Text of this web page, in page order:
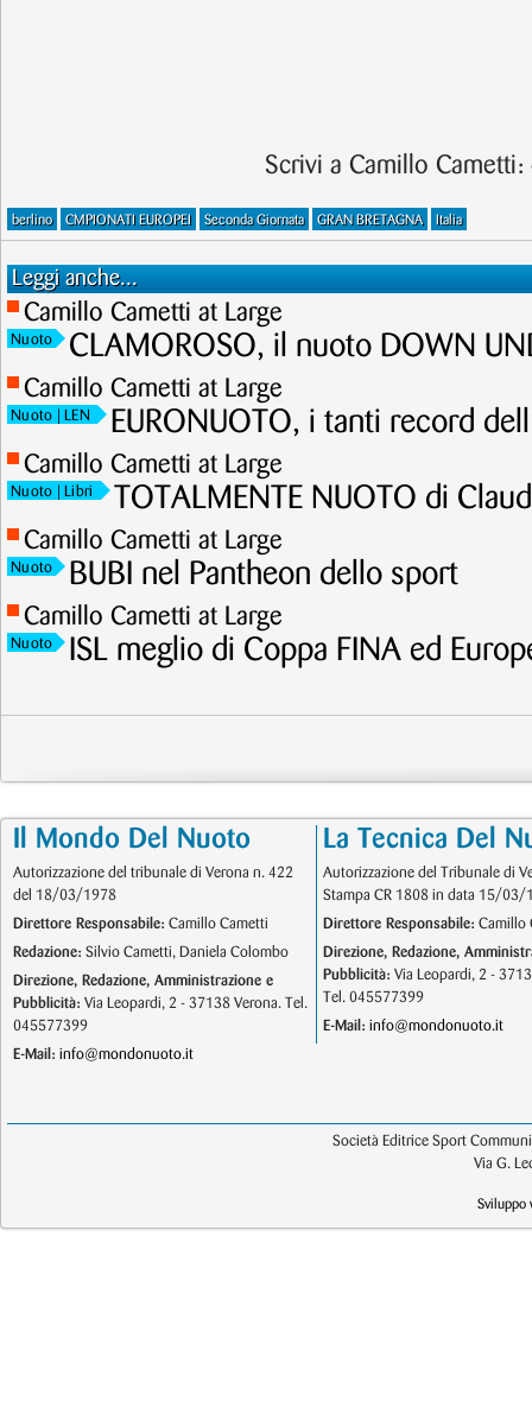
Scrivi a Camillo Cametti:
berlino CMPIONATI EUROPEI Seconda Giornata GRAN BRETAGNA Italia
Leggi anche...
Camillo Cametti at Large
Nuoto CLAMOROSO, il nuoto DOWN
Camillo Cametti at Large
Nuoto | LEN EURONUOTO, i tanti record
Camillo Cametti at Large
Nuoto | Libri TOTALMENTE NUOTO di
Camillo Cametti at Large
Nuoto BUBI nel Pantheon dello sport
Camillo Cametti at Large
Nuoto ISL meglio di Coppa FINA ed
Il Mondo Del Nuoto
Autorizzazione del tribunale di Verona n. 422
del 18/03/1978
Direttore Responsabile: Camillo Cametti
Redazione: Silvio Cametti, Daniela Colombo
Direzione, Redazione, Amministrazione e
Pubblicità: Via Leopardi, 2 - 37138 Verona. Tel.
045577399
E-Mail: info@mondonuoto.it
La Tecnica Del
Autorizzazione del Tribunale di
Stampa CR 1808 in data 15/03/
Direttore Responsabile: Camillo
Direzione, Redazione,
Pubblicità: Via Leopardi, 2 -
Tel. 045577399
E-Mail: info@mondonuoto.it
Società Editrice Sport
Via G.
Sviluppo